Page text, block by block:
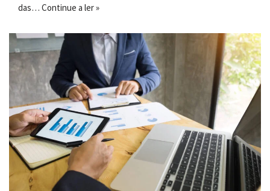
das… Continue a ler »